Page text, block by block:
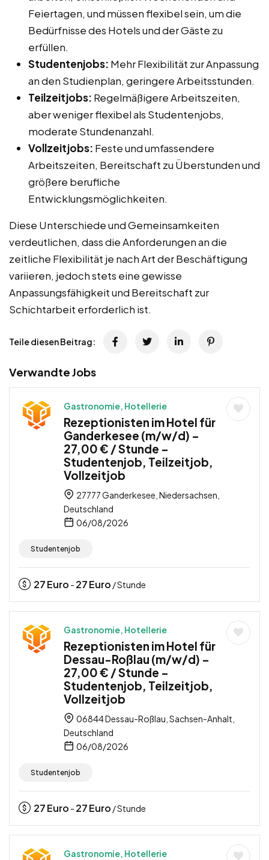
Feiertagen, und müssen flexibel sein, um die
Bedürfnisse des Hotels und der Gäste zu
erfüllen.
Studentenjobs: Mehr Flexibilität zur Anpassung
an den Studienplan, geringere Arbeitsstunden.
Teilzeitjobs: Regelmäßigere Arbeitszeiten,
aber weniger flexibel als Studentenjobs,
moderate Stundenanzahl.
Vollzeitjobs: Feste und umfassendere
Arbeitszeiten, Bereitschaft zu Überstunden und
größere berufliche
Entwicklungsmöglichkeiten.
Diese Unterschiede und Gemeinsamkeiten
verdeutlichen, dass die Anforderungen an die
zeitliche Flexibilität je nach Art der Beschäftigung
variieren, jedoch stets eine gewisse
Anpassungsfähigkeit und Bereitschaft zur
Schichtarbeit erforderlich ist.
Teile diesen Beitrag:
Verwandte Jobs
Gastronomie, Hotellerie
Rezeptionisten im Hotel für
Ganderkesee (m/w/d) –
27,00 € / Stunde –
Studentenjob, Teilzeitjob,
Vollzeitjob
27777 Ganderkesee, Niedersachsen,
Deutschland
06/08/2026
Studentenjob
27Euro - 27Euro / Stunde
Gastronomie, Hotellerie
Rezeptionisten im Hotel für
Dessau-Roßlau (m/w/d) –
27,00 € / Stunde –
Studentenjob, Teilzeitjob,
Vollzeitjob
06844 Dessau-Roßlau, Sachsen-Anhalt,
Deutschland
06/08/2026
Studentenjob
27Euro - 27Euro / Stunde
Gastronomie, Hotellerie